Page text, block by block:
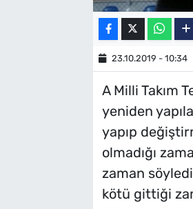
23.10.2019 - 10:34
A Milli Takım
yeniden
yapıp
olmadığı
zaman
kötü gittiği